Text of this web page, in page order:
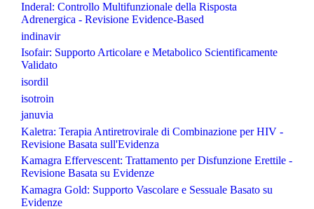
Inderal: Controllo Multifunzionale della Risposta
Adrenergica - Revisione Evidence-Based
indinavir
Isofair: Supporto Articolare e Metabolico Scientificamente
Validato
isordil
isotroin
januvia
Kaletra: Terapia Antiretrovirale di Combinazione per HIV -
Revisione Basata sull'Evidenza
Kamagra Effervescent: Trattamento per Disfunzione Erettile -
Revisione Basata su Evidenze
Kamagra Gold: Supporto Vascolare e Sessuale Basato su
Evidenze